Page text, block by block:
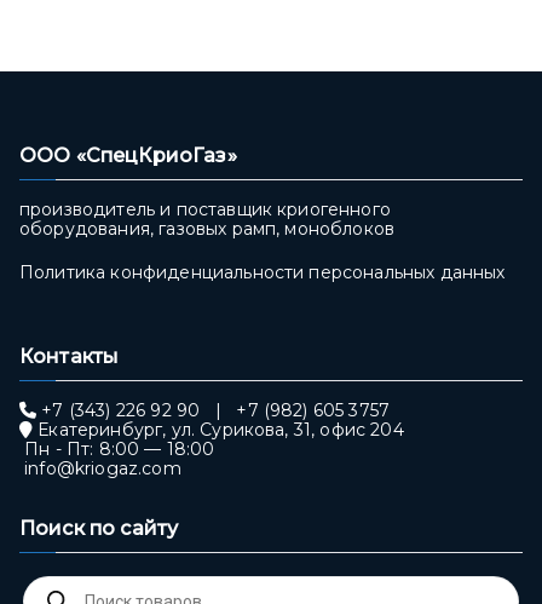
ООО «СпецКриоГаз»
производитель и поставщик криогенного
оборудования, газовых рамп, моноблоков
Политика конфиденциальности персональных данных
Контакты
+7 (343) 226 92 90
+7 (982) 605 3757
Екатеринбург, ул. Сурикова, 31, офис 204
Пн - Пт: 8:00 — 18:00
info@kriogaz.com
Поиск по сайту
Поиск